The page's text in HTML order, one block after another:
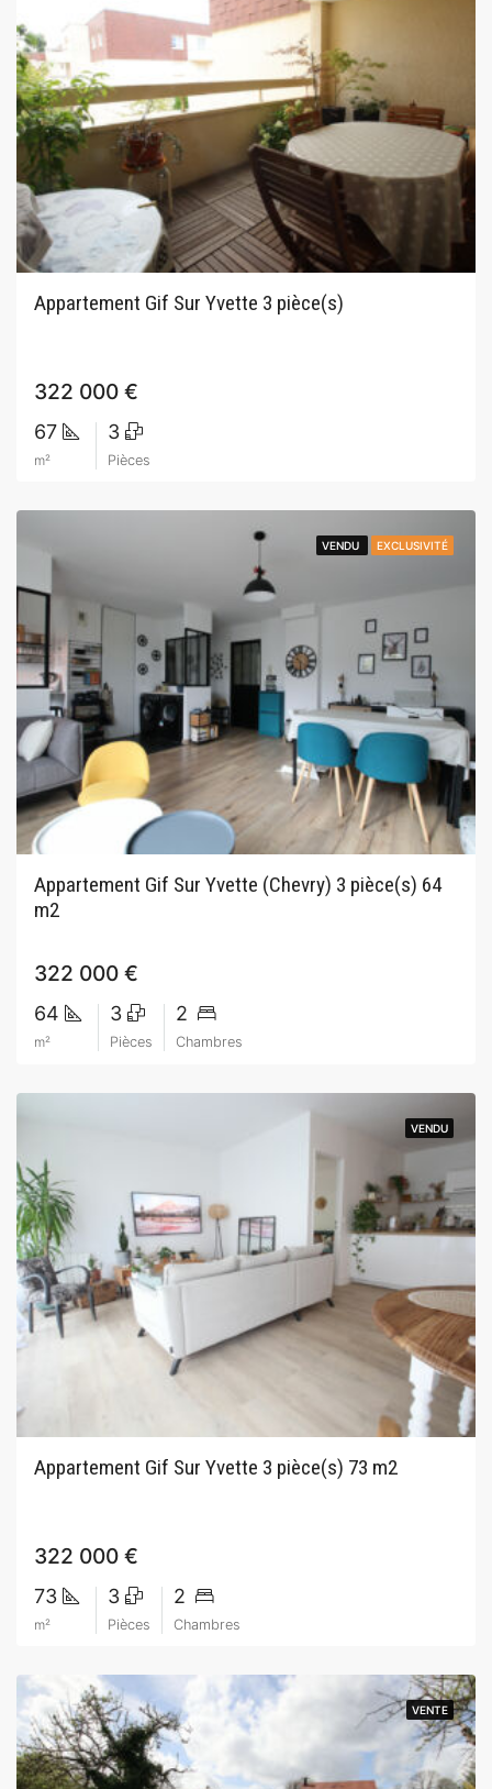
Appartement Gif Sur Yvette 3 pièce(s)
322 000 €
67
m²
3
Pièces
VENDU EXCLUSIVITÉ
VENDU EXCLUSIVITÉ
Appartement Gif Sur Yvette (Chevry) 3 pièce(s) 64
m2
322 000 €
64
m²
3
Pièces
2
Chambres
VENDU
VENDU
Appartement Gif Sur Yvette 3 pièce(s) 73 m2
322 000 €
73
m²
3
Pièces
2
Chambres
VENTE
VENTE